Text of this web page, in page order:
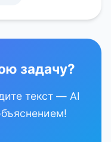
задачу?
текст — AI